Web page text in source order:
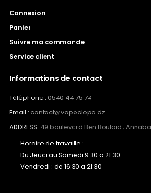
Connexion
Panier
Suivre ma commande
Service client
Informations de contact
Téléphone : 0540 44 75 74
Email : contact@vapoclope.dz
ADDRESS: 49 boulevard Ben Boulaid , Annaba
Horaire de travaille :
Du Jeudi au Samedi 9:30 a 21:30
Vendredi : de 16:30 a 21:30